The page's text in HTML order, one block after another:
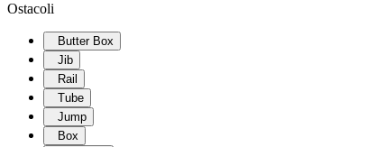
Ostacoli
Butter Box
Jib
Rail
Tube
Jump
Box